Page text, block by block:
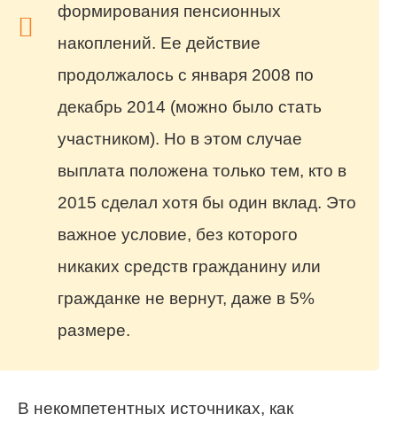
формирования пенсионных
накоплений. Ее действие
продолжалось с января 2008 по
декабрь 2014 (можно было стать
участником). Но в этом случае
выплата положена только тем, кто в
2015 сделал хотя бы один вклад. Это
важное условие, без которого
никаких средств гражданину или
гражданке не вернут, даже в 5%
размере.
В некомпетентных источниках, как